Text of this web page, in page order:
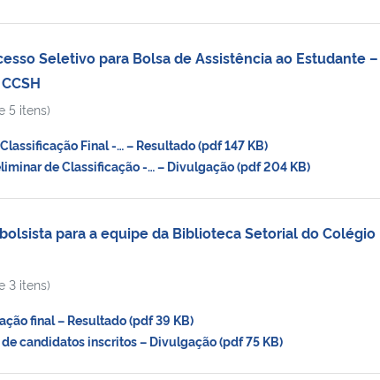
Seletivo para Bolsa de Assistência ao Estudante –
5 itens)
Final -… – Resultado (pdf 147 KB)
de Classificação -… – Divulgação (pdf 204 KB)
para a equipe da Biblioteca Setorial do Colégio
3 itens)
final – Resultado (pdf 39 KB)
candidatos inscritos – Divulgação (pdf 75 KB)